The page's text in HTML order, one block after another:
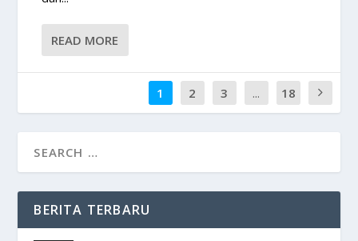
READ MORE
1 2 3 ... 18
BERITA TERBARU